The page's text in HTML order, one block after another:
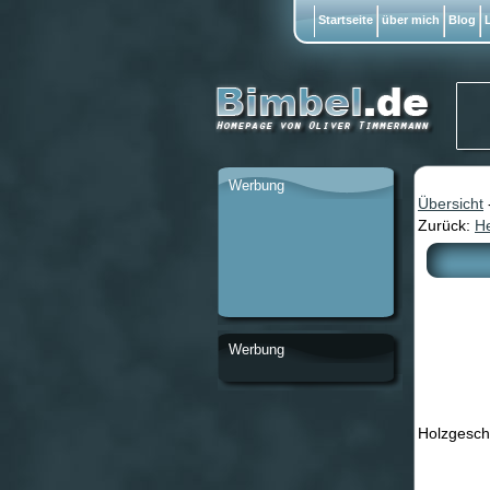
Übersicht
Zurück:
Werbung
Werbung
Startseite über mich Blog